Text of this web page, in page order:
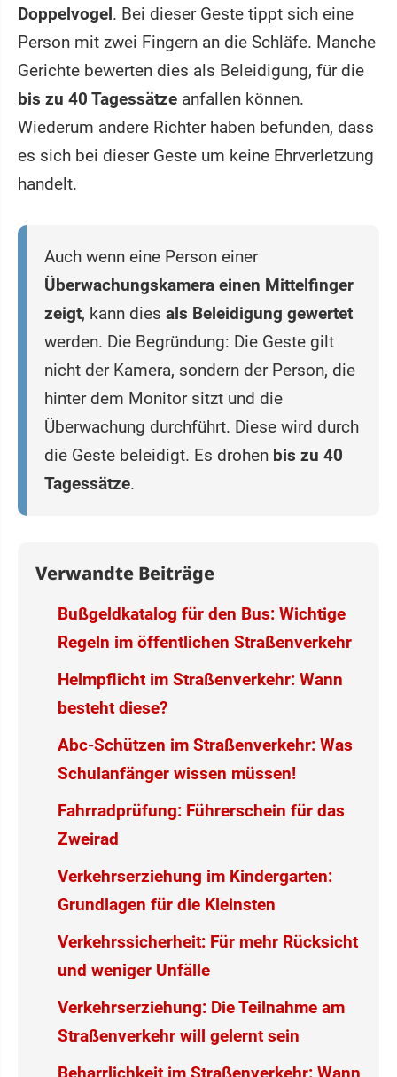
Doppelvogel. Bei dieser Geste tippt sich eine
Person mit zwei Fingern an die Schläfe. Manche
Gerichte bewerten dies als Beleidigung, für die
bis zu 40 Tagessätze anfallen können.
Wiederum andere Richter haben befunden, dass
es sich bei dieser Geste um keine Ehrverletzung
handelt.
Auch wenn eine Person einer
Überwachungskamera einen Mittelfinger
zeigt, kann dies als Beleidigung gewertet
werden. Die Begründung: Die Geste gilt
nicht der Kamera, sondern der Person, die
hinter dem Monitor sitzt und die
Überwachung durchführt. Diese wird durch
die Geste beleidigt. Es drohen bis zu 40
Tagessätze.
Verwandte Beiträge
Bußgeldkatalog für den Bus: Wichtige
Regeln im öffentlichen Straßenverkehr
Helmpflicht im Straßenverkehr: Wann
besteht diese?
Abc-Schützen im Straßenverkehr: Was
Schulanfänger wissen müssen!
Fahrradprüfung: Führerschein für das
Zweirad
Verkehrserziehung im Kindergarten:
Grundlagen für die Kleinsten
Verkehrssicherheit: Für mehr Rücksicht
und weniger Unfälle
Verkehrserziehung: Die Teilnahme am
Straßenverkehr will gelernt sein